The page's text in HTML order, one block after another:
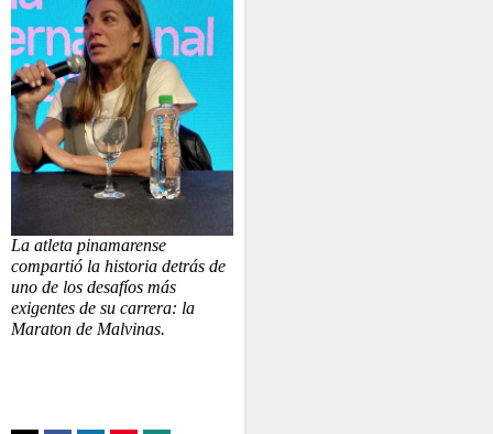
La atleta pinamarense
compartió la historia detrás de
uno de los desafíos más
exigentes de su carrera: la
Maraton de Malvinas.